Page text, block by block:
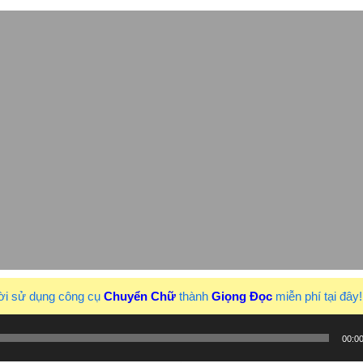
sử dụng công cụ Chuyển Chữ thành Giọng Đọc miễn phí tại đây!
00:00